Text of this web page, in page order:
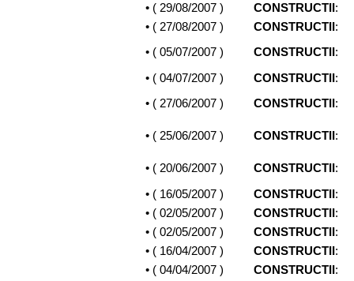
• ( 29/08/2007 ) CONSTRUCTII:
• ( 27/08/2007 ) CONSTRUCTII:
• ( 05/07/2007 ) CONSTRUCTII:
• ( 04/07/2007 ) CONSTRUCTII:
• ( 27/06/2007 ) CONSTRUCTII:
• ( 25/06/2007 ) CONSTRUCTII:
• ( 20/06/2007 ) CONSTRUCTII:
• ( 16/05/2007 ) CONSTRUCTII:
• ( 02/05/2007 ) CONSTRUCTII:
• ( 02/05/2007 ) CONSTRUCTII:
• ( 16/04/2007 ) CONSTRUCTII:
• ( 04/04/2007 ) CONSTRUCTII: